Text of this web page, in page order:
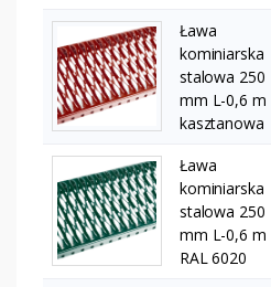
Ława
kominiarska
stalowa 250
mm L-0,6 m
kasztanowa
Ława
kominiarska
stalowa 250
mm L-0,6 m
RAL 6020